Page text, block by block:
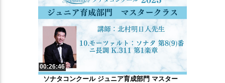
00:26:46
ソナタコンクール ジュニア育成部門 マスター